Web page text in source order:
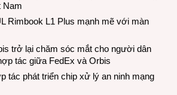
Nam
Rimbook L1 Plus mạnh mẽ với màn
trở lại chăm sóc mắt cho người dân
tác giữa FedEx và Orbis
tác phát triển chip xử lý an ninh mạng